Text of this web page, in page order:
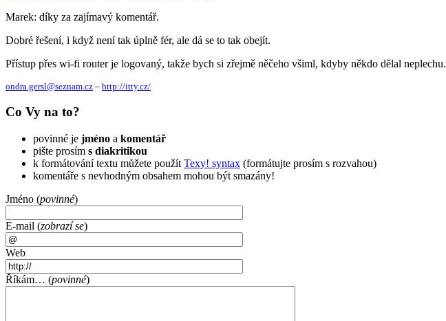
Marek: díky za zajímavý komentář.
Dobré řešení, i když není tak úplně fér, ale dá se to tak obejít.
Přístup přes wi-fi router je logovaný, takže bych si zřejmě něčeho všiml, kdyby někdo dělal neplechu.
ondra.gersl@seznam.cz – http://itty.cz/
Co Vy na to?
povinné je jméno a komentář
pište prosím s diakritikou
k formátování textu můžete použít Texy! syntax (formátujte prosím s rozvahou)
komentáře s nevhodným obsahem mohou být smazány!
Jméno (povinné)
E-mail (zobrazí se)
Web
Říkám… (povinné)